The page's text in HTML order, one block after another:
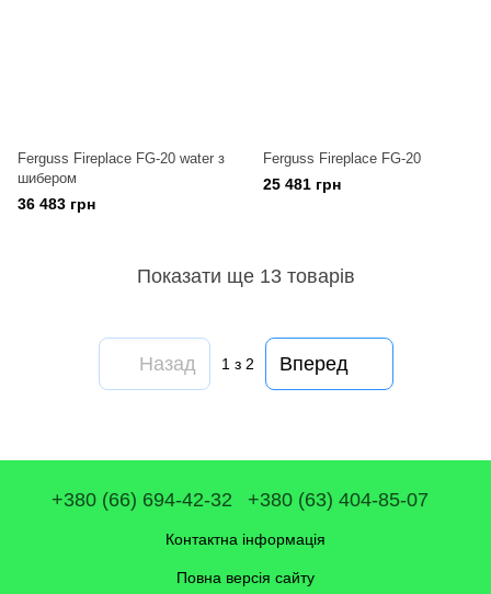
Ferguss Fireplace FG-20 water з
шибером
36 483 грн
Ferguss Fireplace FG-20
25 481 грн
Показати ще 13 товарів
Назад 1 з 2 Вперед
+380 (66) 694-42-32 +380 (63) 404-85-07
Контактна інформація
Повна версія сайту